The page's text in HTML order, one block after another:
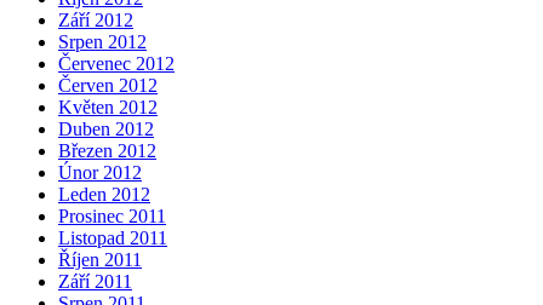
Září 2012
Srpen 2012
Červenec 2012
Červen 2012
Květen 2012
Duben 2012
Březen 2012
Únor 2012
Leden 2012
Prosinec 2011
Listopad 2011
Říjen 2011
Září 2011